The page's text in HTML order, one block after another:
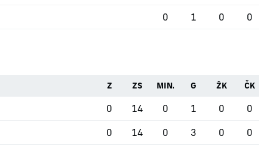
0 1 0 0
Z ZS MIN. G ŽK ČK
0 14 0 1 0 0
0 14 0 3 0 0